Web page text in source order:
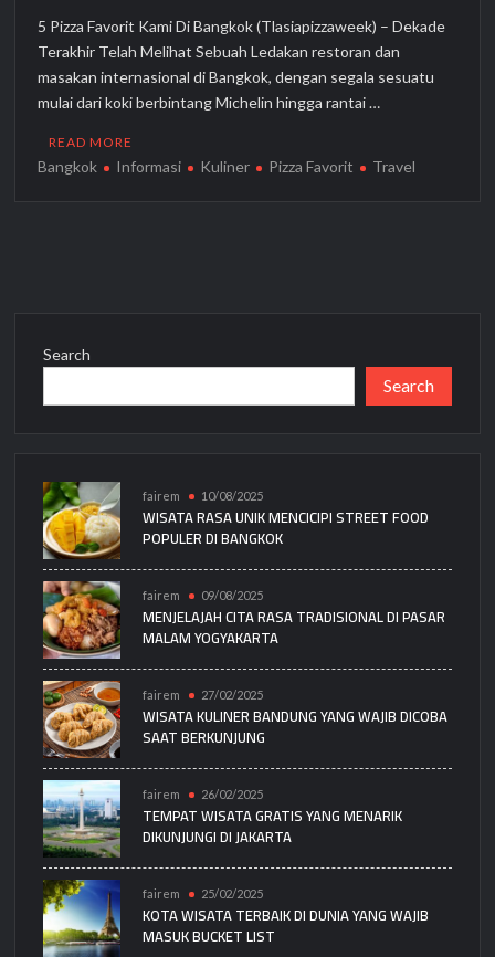
5 Pizza Favorit Kami Di Bangkok (Tlasiapizzaweek) – Dekade
Terakhir Telah Melihat Sebuah Ledakan restoran dan
masakan internasional di Bangkok, dengan segala sesuatu
mulai dari koki berbintang Michelin hingga rantai …
READ MORE
Bangkok Informasi Kuliner Pizza Favorit Travel
Search
Search
fairem 10/08/2025
WISATA RASA UNIK MENCICIPI STREET FOOD
POPULER DI BANGKOK
fairem 09/08/2025
MENJELAJAH CITA RASA TRADISIONAL DI PASAR
MALAM YOGYAKARTA
fairem 27/02/2025
WISATA KULINER BANDUNG YANG WAJIB DICOBA
SAAT BERKUNJUNG
fairem 26/02/2025
TEMPAT WISATA GRATIS YANG MENARIK
DIKUNJUNGI DI JAKARTA
fairem 25/02/2025
KOTA WISATA TERBAIK DI DUNIA YANG WAJIB
MASUK BUCKET LIST